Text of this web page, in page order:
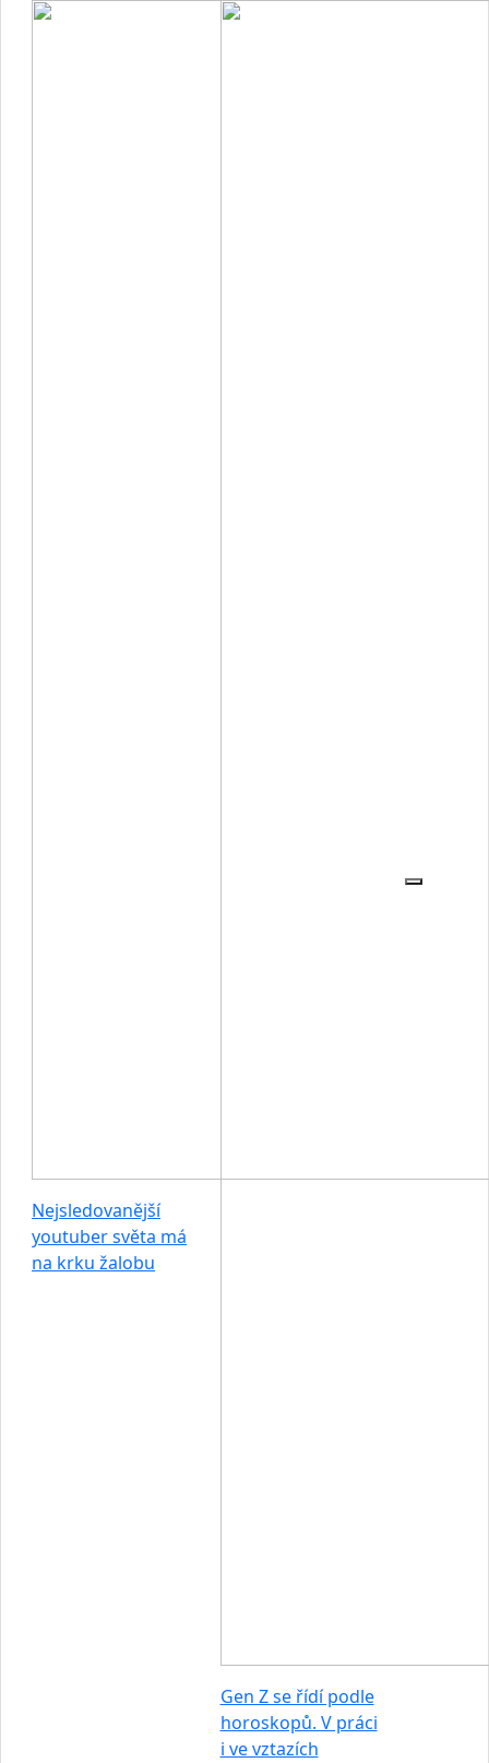
Nejsledovanější
youtuber světa má
na krku žalobu
Gen Z se řídí podle
horoskopů. V práci
i ve vztazích